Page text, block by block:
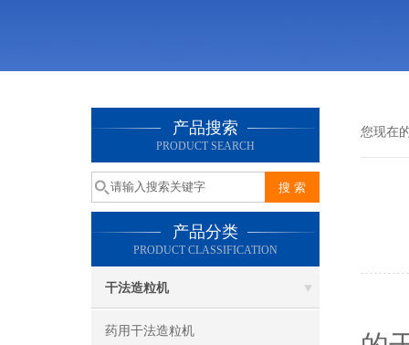
产品搜索
PRODUCT SEARCH
产品分类
PRODUCT CLASSIFICATION
干法造粒机
药用干法造粒机
您现在